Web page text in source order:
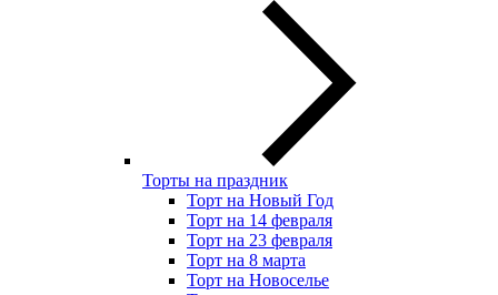
Торты на праздник
Торт на Новый Год
Торт на 14 февраля
Торт на 23 февраля
Торт на 8 марта
Торт на Новоселье